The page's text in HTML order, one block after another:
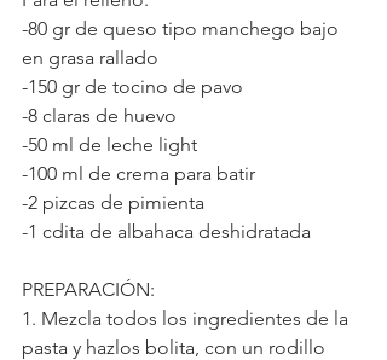
-80 gr de queso tipo manchego bajo
en grasa rallado
-150 gr de tocino de pavo
-8 claras de huevo
-50 ml de leche light
-100 ml de crema para batir
-2 pizcas de pimienta
-1 cdita de albahaca deshidratada
PREPARACIÓN:
1. Mezcla todos los ingredientes de la
pasta y hazlos bolita, con un rodillo